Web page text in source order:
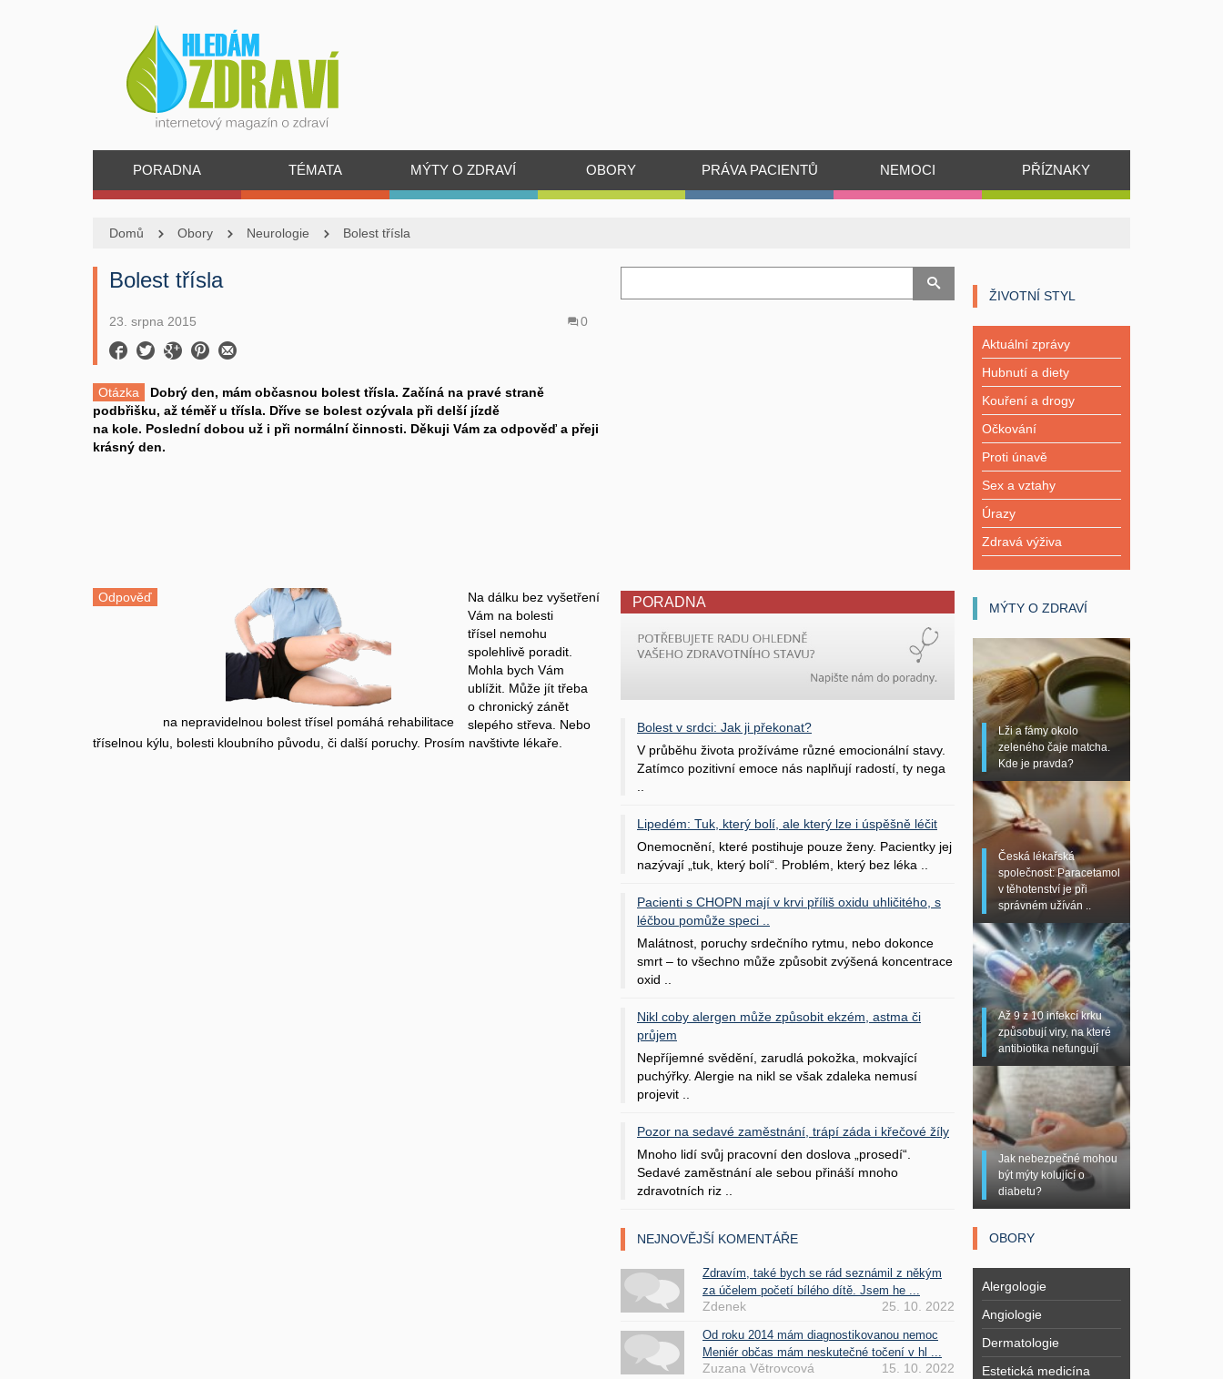
PORADNA TÉMATA MÝTY O ZDRAVÍ OBORY PRÁVA PACIENTŮ NEMOCI PŘÍZNAKY
Domů Obory Neurologie Bolest třísla
Bolest třísla
23. srpna 2015 0
Otázka
Dobrý den, mám občasnou bolest třísla. Začíná na pravé straně
podbřišku, až téměř u třísla. Dříve se bolest ozývala při delší jízdě
na kole. Poslední dobou už i při normální činnosti. Děkuji Vám za odpověď a přeji
krásný den.
Odpověď
na nepravidelnou bolest třísel pomáhá rehabilitace
Na dálku bez vyšetření
Vám na bolesti
třísel nemohu
spolehlivě poradit.
Mohla bych Vám
ublížit. Může jít třeba
o chronický zánět
slepého střeva. Nebo
tříselnou kýlu, bolesti kloubního původu, či další poruchy. Prosím navštivte lékaře.
PORADNA
Bolest v srdci: Jak ji překonat?
V průběhu života prožíváme různé emocionální stavy.
Zatímco pozitivní emoce nás naplňují radostí, ty nega
Lipedém: Tuk, který bolí, ale který lze i úspěšně léčit
Onemocnění, které postihuje pouze ženy. Pacientky jej
nazývají „tuk, který bolí“. Problém, který bez léka ..
Pacienti s CHOPN mají v krvi příliš oxidu uhličitého, s
léčbou pomůže speci ..
Malátnost, poruchy srdečního rytmu, nebo dokonce
smrt – to všechno může způsobit zvýšená koncentrace
oxid ..
Nikl coby alergen může způsobit ekzém, astma či
průjem
Nepříjemné svědění, zarudlá pokožka, mokvající
puchýřky. Alergie na nikl se však zdaleka nemusí
projevit ..
Pozor na sedavé zaměstnání, trápí záda i křečové žíly
Mnoho lidí svůj pracovní den doslova „prosedí“.
Sedavé zaměstnání ale sebou přináší mnoho
zdravotních riz ..
NEJNOVĚJŠÍ KOMENTÁŘE
Zdravím, také bych se rád seznámil z někým
za účelem početí bílého dítě. Jsem he ...
Zdenek 25. 10. 2022
Od roku 2014 mám diagnostikovanou nemoc
Meniér občas mám neskutečné točení v hl ...
Zuzana Větrovcová 15. 10. 2022
ŽIVOTNÍ STYL
Aktuální zprávy
Hubnutí a diety
Kouření a drogy
Očkování
Proti únavě
Sex a vztahy
Úrazy
Zdravá výživa
MÝTY O ZDRAVÍ
Lži a fámy okolo
zeleného čaje matcha.
Kde je pravda?
Česká lékařská
společnost: Paracetamol
v těhotenství je při
správném užíván ..
Až 9 z 10 infekcí krku
způsobují viry, na které
antibiotika nefungují
Jak nebezpečné mohou
být mýty kolující o
diabetu?
OBORY
Alergologie
Angiologie
Dermatologie
Estetická medicína